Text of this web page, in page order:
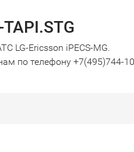
LG-Ericsson iPECS-MG.
по телефону +7(495)744-